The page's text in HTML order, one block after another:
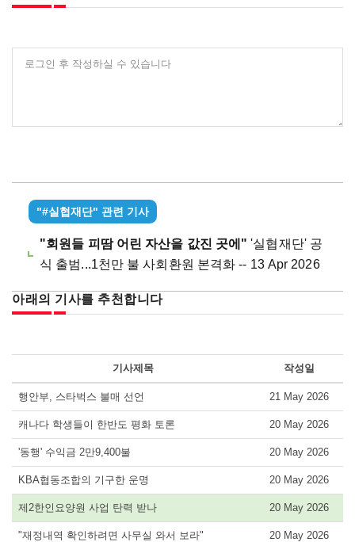
로그인 후 작성하실 수 있습니다
"#실협재단" 관련 기사
"회원들 피땀 어린 자산을 값진 곳에" '실협재단' 공
식 출범...1천만 불 사회환원 본격화 -- 13 Apr 2026
아래의 기사를 추천합니다
기사제목 작성일
행안부, 스타벅스 불매 선언 21 May 2026
캐나다 학생들이 한반도 평화 토론 20 May 2026
'동행' 수익금 2만9,400불 20 May 2026
KBA협동조합의 기구한 운명 20 May 2026
제2한인요양원 사업 탄력 받나 20 May 2026
"재정내역 확인하려면 사무실 와서 보라" 20 May 2026